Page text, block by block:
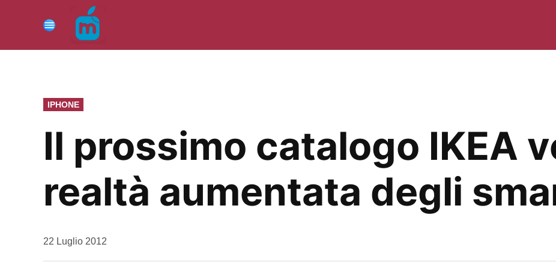
contenuto
Menu
PUBBLICATO
IN
IPHONE
Il prossimo catalogo IKEA
realtà aumentata degli
da
22 Luglio 2012